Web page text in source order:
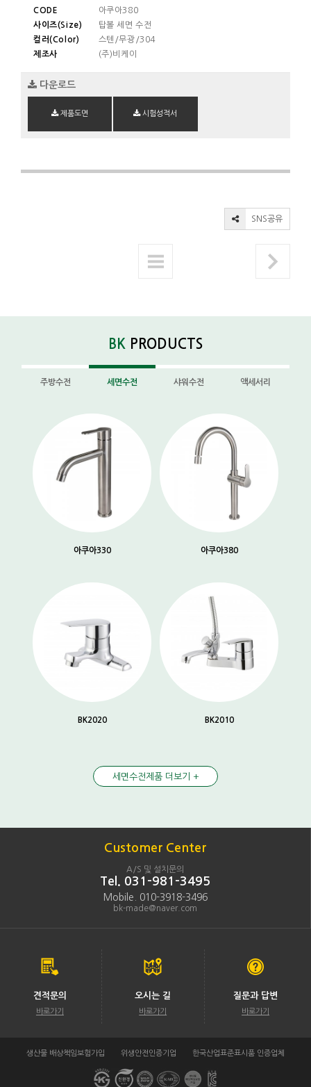
CODE
아쿠아380
사이즈(Size)
탑볼 세면 수전
컬러(Color)
스텐/무광/304
제조사
(주)비케이
다운로드
제품도면 시험성적서
SNS공유
BK PRODUCTS
주방수전 세면수전 샤워수전 액세서리
아쿠아330 아쿠아380
BK2020 BK2010
세면수전제품 더보기 +
Customer Center
A/S 및 설치문의
Tel. 031-981-3495
Mobile. 010-3918-3496
bk-made@naver.com
견적문의
바로가기
오시는 길
바로가기
질문과 답변
바로가기
생산물 배상책임보험가입 위생안전인증기업 한국산업표준표시품 인증업체